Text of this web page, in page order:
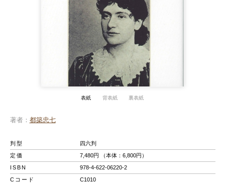
表紙 背表紙 裏表紙
著者 都築忠七
判型
四六判
定価
7,480円 （本体：6,800円）
ISBN
978-4-622-06220-2
Cコード
C1010